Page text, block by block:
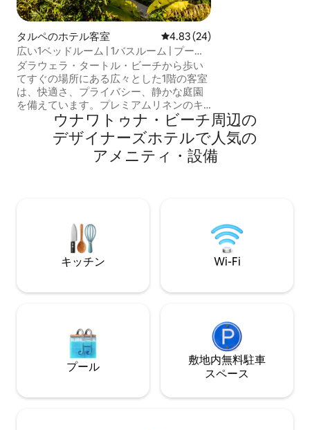
タルペのホテル客室 レビュー24件、5つ星中4.83つ
4.83 (24)
広い1ベッドルーム | 1バスルーム | プール |
タルプ・ビーチ
ダラウェラ・タートル・ビーチから歩い
てすぐの場所にある広々とした1階の客室
は、快適さ、プライバシー、静かな庭園
を備えています。プレミアムリネンのキ
ングサイズベッド、レインシャワー、エ
アコン、ファイバーWi-Fi、ミニバー、コ
ーヒー＆ティーステーション、デスク、
アームチェア、ソファ付きのプライベー
を重視するゲストに最適です。20x6mの
プール、緑豊かな庭園、敷地内のレスト
ランとバーをご利用いただけます。
ウナワトゥナ・ビーチ周辺の
デ⁠ザ⁠イ⁠ナ⁠ー⁠ズホ⁠テ⁠ルで人⁠気⁠の
ア⁠メ⁠ニ⁠テ⁠ィ⁠・設⁠備
キッチン Wi-Fi
プール
敷地内無料駐⁠車
ス⁠ペ⁠ー⁠ス